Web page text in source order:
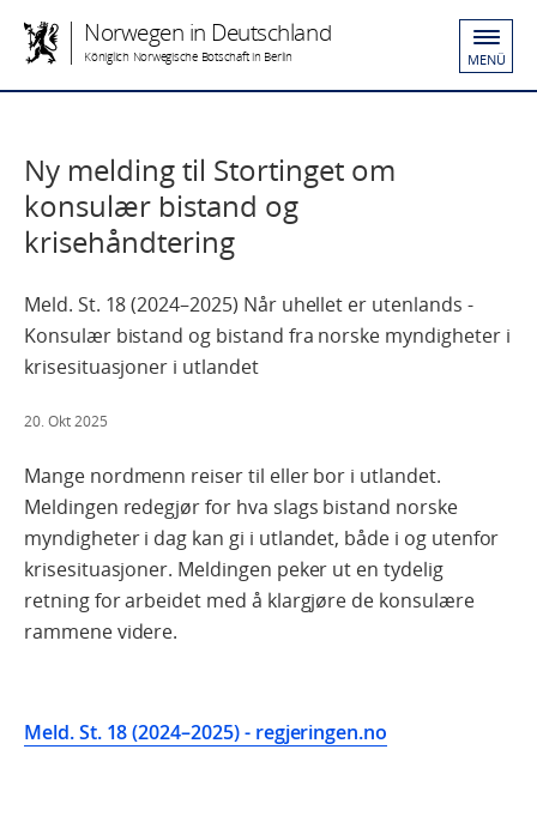
Norwegen in Deutschland
Königlich Norwegische Botschaft in Berlin MENÜ
Ny melding til Stortinget om
konsulær bistand og
krisehåndtering
Meld. St. 18 (2024–2025) Når uhellet er utenlands -
Konsulær bistand og bistand fra norske myndigheter i
krisesituasjoner i utlandet
20. Okt 2025
Mange nordmenn reiser til eller bor i utlandet.
Meldingen redegjør for hva slags bistand norske
myndigheter i dag kan gi i utlandet, både i og utenfor
krisesituasjoner. Meldingen peker ut en tydelig
retning for arbeidet med å klargjøre de konsulære
rammene videre.
Meld. St. 18 (2024–2025) - regjeringen.no